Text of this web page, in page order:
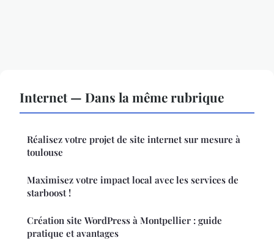
Internet — Dans la même rubrique
Réalisez votre projet de site internet sur mesure à
toulouse
Maximisez votre impact local avec les services de
starboost !
Création site WordPress à Montpellier : guide
pratique et avantages